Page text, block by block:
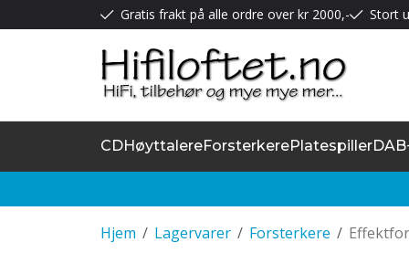
Gratis frakt på alle ordre over kr 2000,- Stort
CDHøyttalereForsterkerePlatespiller
/
Hjem /
Lagervarer /
Forsterkere